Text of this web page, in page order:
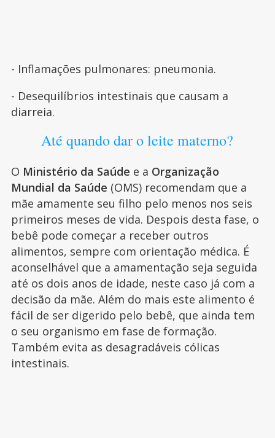
- Inflamações pulmonares: pneumonia.
- Desequilíbrios intestinais que causam a
diarreia.
Até quando dar o leite materno?
O Ministério da Saúde e a Organização
Mundial da Saúde (OMS) recomendam que a
mãe amamente seu filho pelo menos nos seis
primeiros meses de vida. Despois desta fase, o
bebê pode começar a receber outros
alimentos, sempre com orientação médica. É
aconselhável que a amamentação seja seguida
até os dois anos de idade, neste caso já com a
decisão da mãe. Além do mais este alimento é
fácil de ser digerido pelo bebê, que ainda tem
o seu organismo em fase de formação.
Também evita as desagradáveis cólicas
intestinais.